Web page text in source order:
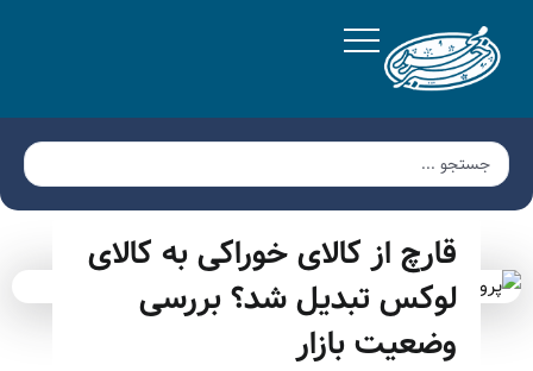
قارچ از کالای خوراکی به کالای
لوکس تبدیل شد؟ بررسی
وضعیت بازار